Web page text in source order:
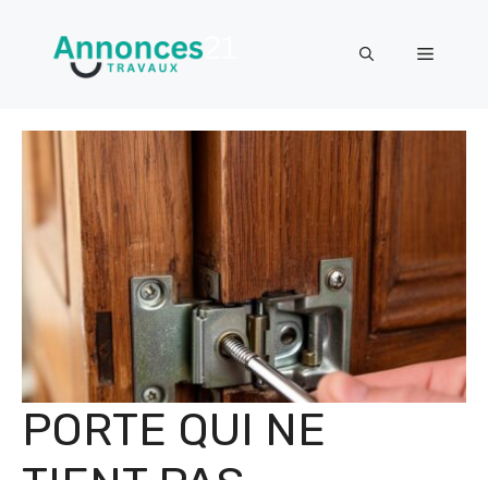
contenu
Menu
PORTE QUI NE